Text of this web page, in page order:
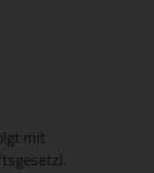
mit